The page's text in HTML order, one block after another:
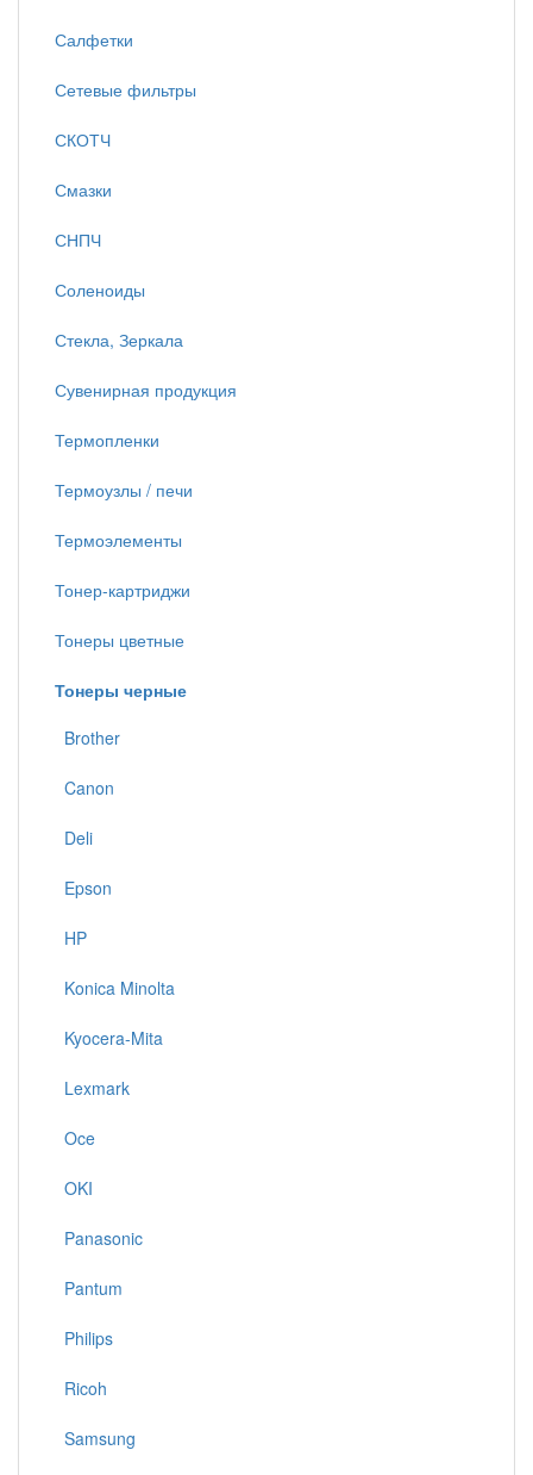
Салфетки
Сетевые фильтры
СКОТЧ
Смазки
СНПЧ
Соленоиды
Стекла, Зеркала
Сувенирная продукция
Термопленки
Термоузлы / печи
Термоэлементы
Тонер-картриджи
Тонеры цветные
Тонеры черные
Brother
Canon
Deli
Epson
HP
Konica Minolta
Kyocera-Mita
Lexmark
Oce
OKI
Panasonic
Pantum
Philips
Ricoh
Samsung